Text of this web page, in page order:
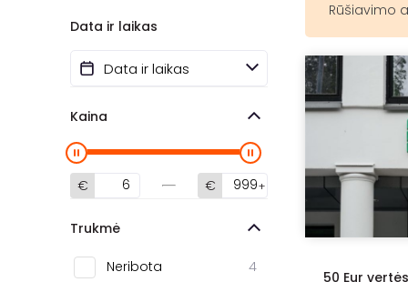
Šiauliai
Prienai
22
Švenčionys
20
Molėtai
19
Utena
Anykščiai
Data ir laikas
Kaina
€ €
Trukmė
Neribota
4
Rūšiavimo
50 Eur